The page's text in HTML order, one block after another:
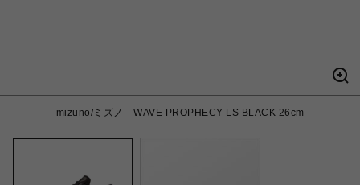
mizuno/ミズノ WAVE PROPHECY LS BLACK 26cm